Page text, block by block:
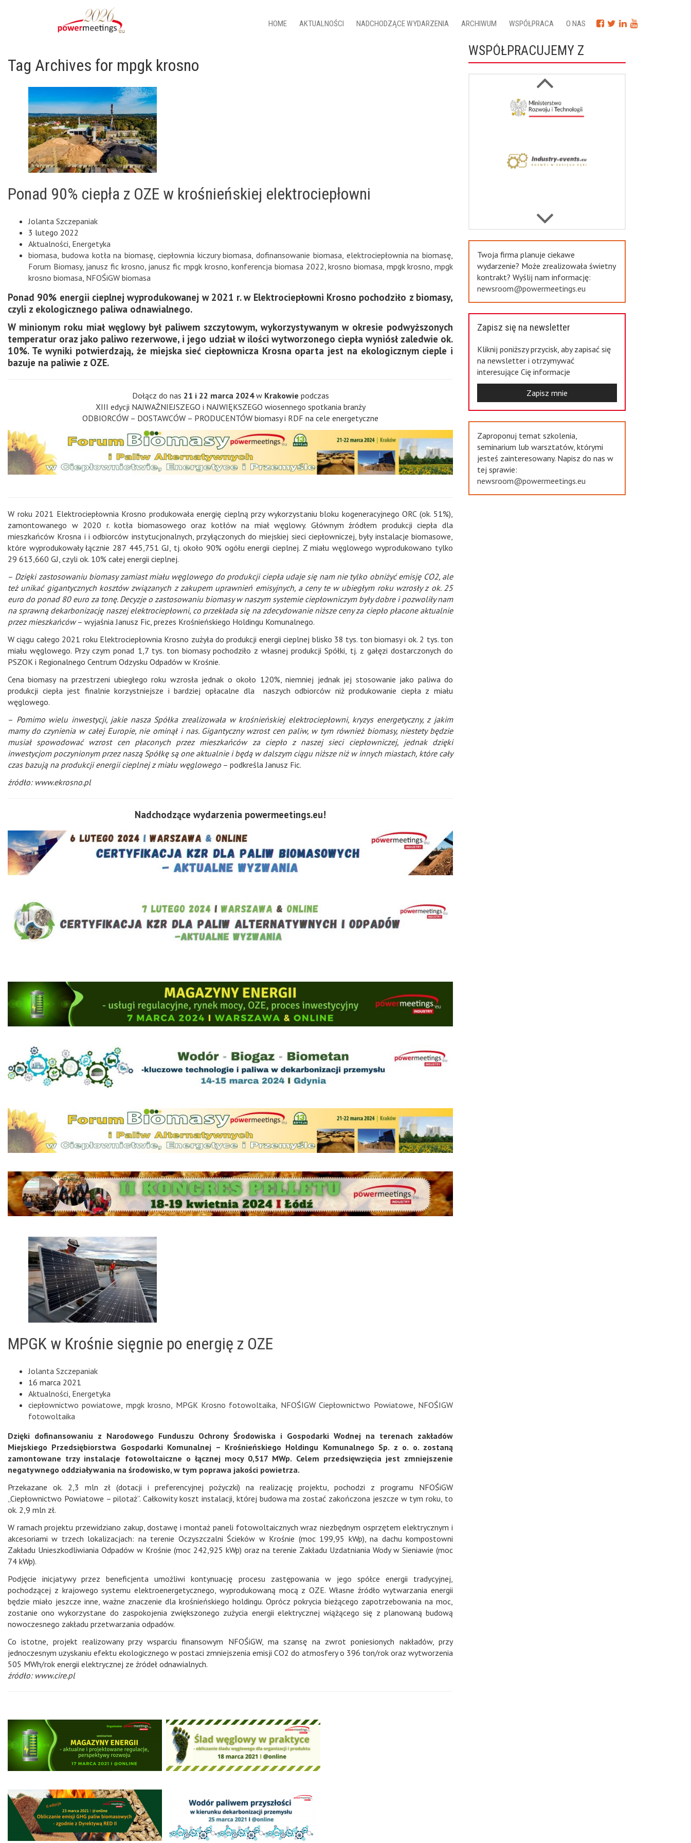
HOME AKTUALNOŚCI NADCHODZĄCE WYDARZENIA ARCHIWUM WSPÓŁPRACA O NAS
Tag Archives for mpgk krosno
Ponad 90% ciepła z OZE w krośnieńskiej elektrociepłowni
Jolanta Szczepaniak
3 lutego 2022
Aktualności Energetyka
biomasa budowa kotła na biomasę ciepłownia kiczury biomasa dofinansowanie biomasa elektrociepłownia na biomasę
Forum Biomasy, janusz fic krosno janusz fic mpgk krosno ,konferencja biomasa 2022 ,krosno biomasa mpgk krosno mpgk
krosno biomasa NFOŚiGW biomasa
Ponad 90% energii cieplnej wyprodukowanej w 2021 r. w Elektrociepłowni Krosno pochodziło z biomasy,
czyli z ekologicznego paliwa odnawialnego.
W minionym roku miał węglowy był paliwem szczytowym, wykorzystywanym w okresie podwyższonych
temperatur oraz jako paliwo rezerwowe, i jego udział w ilości wytworzonego ciepła wyniósł zaledwie ok.
10%. Te wyniki potwierdzają, że miejska sieć ciepłownicza Krosna oparta jest na ekologicznym cieple i
bazuje na paliwie z OZE.
Dołącz do nas 21 i 22 marca 2024w Krakowie podczas
XIII edycji NAJWAŻNIEJSZEGO i NAJWIĘKSZEGO wiosennego spotkania branży
ODBIORCÓW – DOSTAWCÓW – PRODUCENTÓW biomasy i RDF na cele energetyczne
W roku 2021 Elektrociepłownia Krosno produkowała energię cieplną przy wykorzystaniu bloku kogeneracyjnego ORC (ok. 51%),
zamontowanego w 2020 r. kotła biomasowego oraz kotłów na miał węglowy. Głównym źródłem produkcji ciepła dla
mieszkańców Krosna i i odbiorców instytucjonalnych, przyłączonych do miejskiej sieci ciepłowniczej, były instalacje biomasowe,
które wyprodukowały łącznie 287 445,751 GJ, tj. około 90% ogółu energii cieplnej. Z miału węglowego wyprodukowano tylko
29 613,660 GJ, czyli ok. 10% całej energii cieplnej.
– Dzięki zastosowaniu biomasy zamiast miału węglowego do produkcji ciepła udaje się nam nie tylko obniżyć emisję CO2, ale
też unikać gigantycznych kosztów związanych z zakupem uprawnień emisyjnych, a ceny te w ubiegłym roku wzrosły z ok. 25
euro do ponad 80 euro za tonę. Decyzje o zastosowaniu biomasy w naszym systemie ciepłowniczym były dobre i pozwoliły nam
na sprawną dekarbonizację naszej elektrociepłowni, co przekłada się na zdecydowanie niższe ceny za ciepło płacone aktualnie
przez mieszkańców – wyjaśnia Janusz Fic, prezes Krośnieńskiego Holdingu Komunalnego.
W ciągu całego 2021 roku Elektrociepłownia Krosno zużyła do produkcji energii cieplnej blisko 38 tys. ton biomasy i ok. 2 tys. ton
miału węglowego. Przy czym ponad 1,7 tys. ton biomasy pochodziło z własnej produkcji Spółki, tj. z gałęzi dostarczonych do
PSZOK i Regionalnego Centrum Odzysku Odpadów w Krośnie.
Cena biomasy na przestrzeni ubiegłego roku wzrosła jednak o około 120%, niemniej jednak jej stosowanie jako paliwa do
produkcji ciepła jest finalnie korzystniejsze i bardziej opłacalne dla
naszych odbiorców niż produkowanie ciepła z miału
węglowego.
– Pomimo wielu inwestycji, jakie nasza Spółka zrealizowała w krośnieńskiej elektrociepłowni, kryzys energetyczny, z jakim
mamy do czynienia w całej Europie, nie ominął i nas. Gigantyczny wzrost cen paliw, w tym również biomasy, niestety będzie
musiał spowodować wzrost cen płaconych przez mieszkańców za ciepło z naszej sieci ciepłowniczej, jednak dzięki
inwestycjom poczynionym przez naszą Spółkę są one aktualnie i będą w dalszym ciągu niższe niż w innych miastach, które cały
czas bazują na produkcji energii cieplnej z miału węglowego – podkreśla Janusz Fic.
źródło: www.ekrosno.pl
Nadchodzące wydarzenia powermeetings.eu!
MPGK w Krośnie sięgnie po energię z OZE
Jolanta Szczepaniak
16 marca 2021
Aktualności Energetyka
ciepłownictwo powiatowe mpgk krosno MPGK Krosno fotowoltaika NFOŚIGW Ciepłownictwo Powiatowe NFOŚIGW
fotowoltaika
Dzięki dofinansowaniu z Narodowego Funduszu Ochrony Środowiska i Gospodarki Wodnej na terenach zakładów
Miejskiego Przedsiębiorstwa Gospodarki Komunalnej – Krośnieńskiego Holdingu Komunalnego Sp. z o. o. zostaną
zamontowane trzy instalacje fotowoltaiczne o łącznej mocy 0,517 MWp. Celem przedsięwzięcia jest zmniejszenie
negatywnego oddziaływania na środowisko, w tym poprawa jakości powietrza.
Przekazane ok. 2,3 mln zł (dotacji i preferencyjnej pożyczki) na realizację projektu, pochodzi z programu NFOŚiGW
„Ciepłownictwo Powiatowe – pilotaż”. Całkowity koszt instalacji, której budowa ma zostać zakończona jeszcze w tym roku, to
ok. 2,9 mln zł.
W ramach projektu przewidziano zakup, dostawę i montaż paneli fotowoltaicznych wraz niezbędnym osprzętem elektrycznym i
akcesoriami w trzech lokalizacjach: na terenie Oczyszczalni Ścieków w Krośnie (moc 199,95 kWp), na dachu kompostowni
Zakładu Unieszkodliwiania Odpadów w Krośnie (moc 242,925 kWp) oraz na terenie Zakładu Uzdatniania Wody w Sieniawie (moc
74 kWp).
Podjęcie inicjatywy przez beneficjenta umożliwi kontynuację procesu zastępowania w jego spółce energii tradycyjnej,
pochodzącej z krajowego systemu elektroenergetycznego, wyprodukowaną mocą z OZE. Własne źródło wytwarzania energii
będzie miało jeszcze inne, ważne znaczenie dla krośnieńskiego holdingu. Oprócz pokrycia bieżącego zapotrzebowania na moc,
zostanie ono wykorzystane do zaspokojenia zwiększonego zużycia energii elektrycznej wiążącego się z planowaną budową
nowoczesnego zakładu przetwarzania odpadów.
Co istotne, projekt realizowany przy wsparciu finansowym NFOŚiGW, ma szansę na zwrot poniesionych nakładów, przy
jednoczesnym uzyskaniu efektu ekologicznego w postaci zmniejszenia emisji CO2 do atmosfery o 396 ton/rok oraz wytworzenia
505 MWh/rok energii elektrycznej ze źródeł odnawialnych.
źródło: www.cire.pl
WSPÓŁPRACUJEMY Z
Twoja firma planuje ciekawe
wydarzenie? Może zrealizowała świetny
kontrakt? Wyślij nam informację:
newsroom@powermeetings.eu
Zapisz się na newsletter
Kliknij poniższy przycisk, aby zapisać się
na newsletter i otrzymywać
interesujące Cię informacje
Zapisz mnie
Zaproponuj temat szkolenia,
seminarium lub warsztatów, którymi
jesteś zainteresowany. Napisz do nas w
tej sprawie:
newsroom@powermeetings.eu